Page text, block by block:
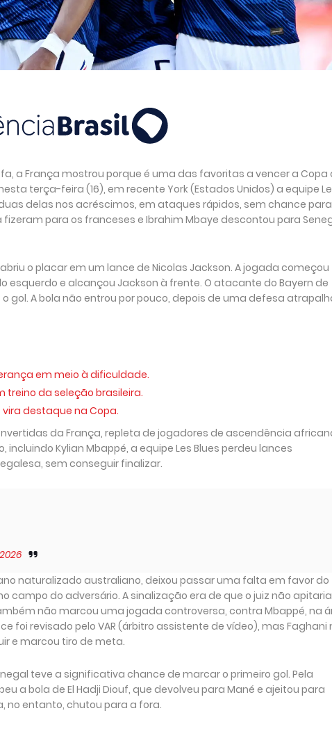
a França mostrou porque é uma das favoritas a vencer a Copa
terça-feira (16), em recente York (Estados Unidos) a equipe
delas nos acréscimos, em ataques rápidos, sem chance
para os franceses e Ibrahim Mbaye descontou para
o placar em um lance de Nicolas Jackson. A jogada começou
esquerdo e alcançou Jackson à frente. O atacante do Bayern de
gol. A bola não entrou por pouco, depois de uma defesa
em meio à dificuldade.
treino da seleção brasileira.
vira destaque na Copa.
da França, repleta de jogadores de ascendência
Kylian Mbappé, a equipe Les Blues perdeu lances
sem conseguir finalizar.
naturalizado australiano, deixou passar uma falta em favor do
campo do adversário. A sinalização era de que o juiz não apitaria
não marcou uma jogada controversa, contra Mbappé, na
foi revisado pelo VAR (árbitro assistente de vídeo), mas Faghani
e marcou tiro de meta.
teve a significativa chance de marcar o primeiro gol. Pela
a bola de El Hadji Diouf, que devolveu para Mané e ajeitou para
no entanto, chutou para a fora.